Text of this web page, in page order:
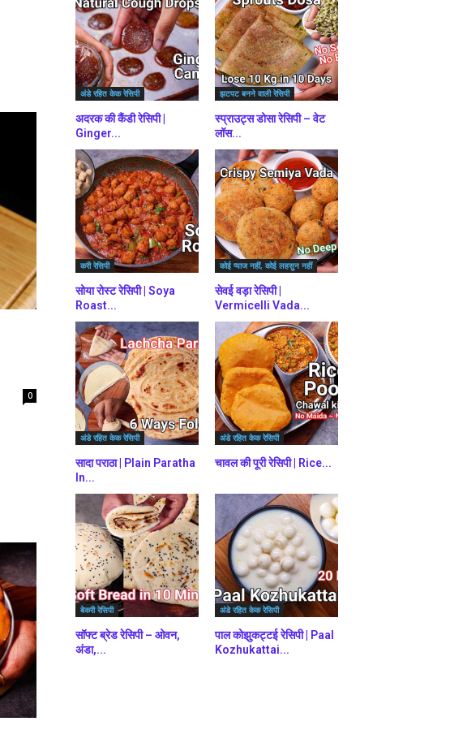
0
अंडे रहित केक रेसिपी
अदरक की कैंडी रेसिपी |
Ginger...
झटपट बनने वाली रेसिपी
स्प्राउट्स डोसा रेसिपी – वेट
लॉस...
करी रेसिपी
सोया रोस्ट रेसिपी | Soya
Roast...
कोई प्याज नहीं, कोई लहसुन नहीं
सेवई वड़ा रेसिपी |
Vermicelli Vada...
अंडे रहित केक रेसिपी
सादा पराठा | Plain Paratha
In...
अंडे रहित केक रेसिपी
चावल की पूरी रेसिपी | Rice...
बेकरी रेसिपी
सॉफ्ट ब्रेड रेसिपी – ओवन,
अंडा,...
अंडे रहित केक रेसिपी
पाल कोझुकट्टई रेसिपी | Paal
Kozhukattai...